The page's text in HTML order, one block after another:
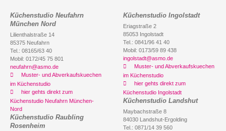
Küchenstudio Neufahrn
München Nord
Lilienthalstraße 14
85375 Neufahrn
Tel.: 08165/63 40
Mobil: 0172/45 75 801
neufahrn@asmo.de
Muster- und Abverkaufskuechen
im Küchenstudio
hier gehts direkt zum
Küchenstudio Neufahrn München-
Nord
Küchenstudio Raubling
Rosenheim
Küchenstudio Ingolstadt
Eriagstraße 2
85053 Ingolstadt
Tel.: 0841/96 41 40
Mobil: 0173/59 89 438
ingolstadt@asmo.de
Muster- und Abverkaufskuechen
im Küchenstudio
hier gehts direkt zum
Küchenstudio Ingolstadt
Küchenstudio Landshut
Maybachstraße 8
84030 Landshut-Ergolding
Tel.: 0871/14 39 560